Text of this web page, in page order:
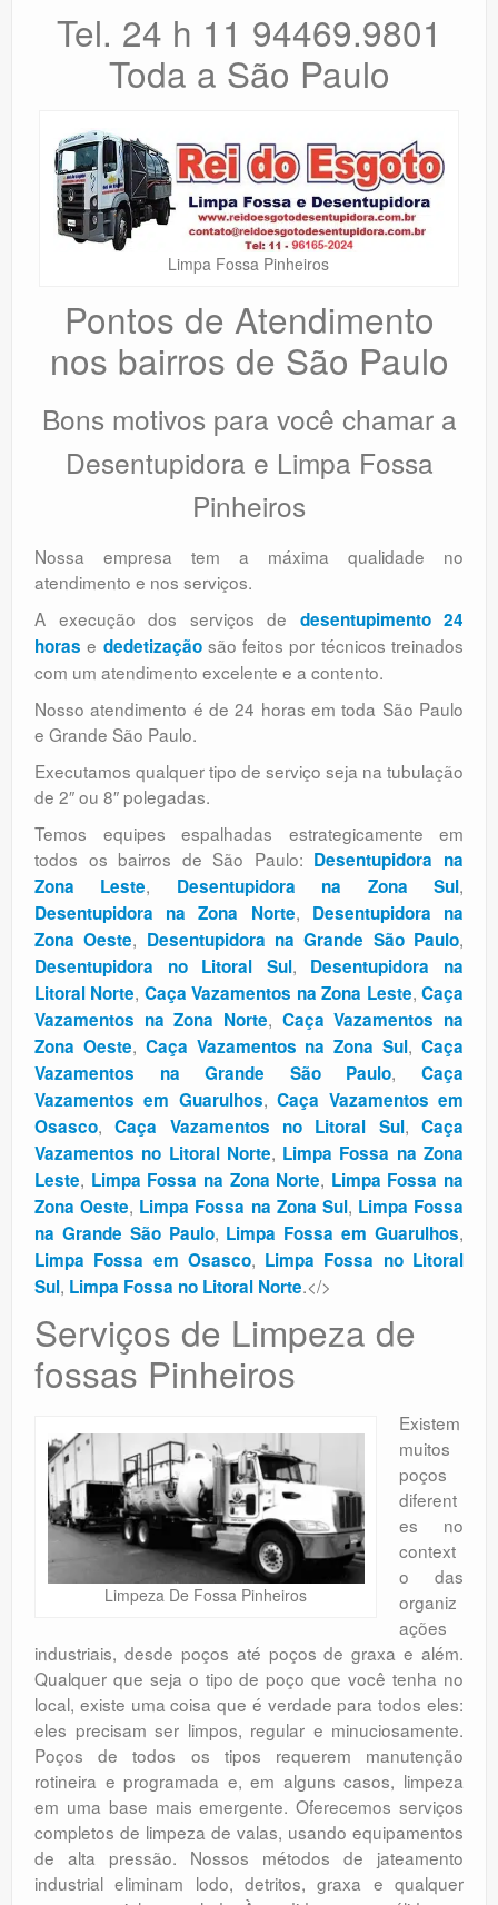
Tel. 24 h 11 94469.9801
Toda a São Paulo
Limpa Fossa Pinheiros
Pontos de Atendimento
nos bairros de São Paulo
Bons motivos para você chamar a
Desentupidora e Limpa Fossa
Pinheiros
Nossa empresa tem a máxima qualidade no
atendimento e nos serviços.
A execução dos serviços de desentupimento 24
horas e dedetizaçãosão feitos por técnicos treinados
com um atendimento excelente e a contento.
Nosso atendimento é de 24 horas em toda São Paulo
e Grande São Paulo.
Executamos qualquer tipo de serviço seja na tubulação
de 2″ ou 8″ polegadas.
Temos equipes espalhadas estrategicamente em
todos os bairros de São Paulo: Desentupidora na
Zona Leste, Desentupidora na Zona Sul,
Desentupidora na Zona Norte, Desentupidora na
Zona Oeste, Desentupidora na Grande São Paulo,
Desentupidora no Litoral Sul, Desentupidora na
Litoral Norte, Caça Vazamentos na Zona Leste,Caça
Vazamentos na Zona Norte, Caça Vazamentos na
Zona Oeste, Caça Vazamentos na Zona Sul,Caça
Vazamentos na Grande São Paulo,Caça
Vazamentos em Guarulhos,Caça Vazamentos em
Osasco,Caça Vazamentos no Litoral Sul,Caça
Vazamentos no Litoral Norte, Limpa Fossa na Zona
Leste, Limpa Fossa na Zona Norte, Limpa Fossa na
Zona Oeste, Limpa Fossa na Zona Sul, Limpa Fossa
na Grande São Paulo, Limpa Fossa em Guarulhos,
Limpa Fossa em Osasco, Limpa Fossa no Litoral
Sul, Limpa Fossa no Litoral Norte.</>
Serviços de Limpeza de
fossas Pinheiros
Limpeza De Fossa Pinheiros
Existem
muitos
poços
diferent
es no
context
o das
organiz
ações
industriais, desde poços até poços de graxa e além.
Qualquer que seja o tipo de poço que você tenha no
local, existe uma coisa que é verdade para todos eles:
eles precisam ser limpos, regular e minuciosamente.
Poços de todos os tipos requerem manutenção
rotineira e programada e, em alguns casos, limpeza
em uma base mais emergente. Oferecemos serviços
completos de limpeza de valas, usando equipamentos
de alta pressão. Nossos métodos de jateamento
industrial eliminam lodo, detritos, graxa e qualquer